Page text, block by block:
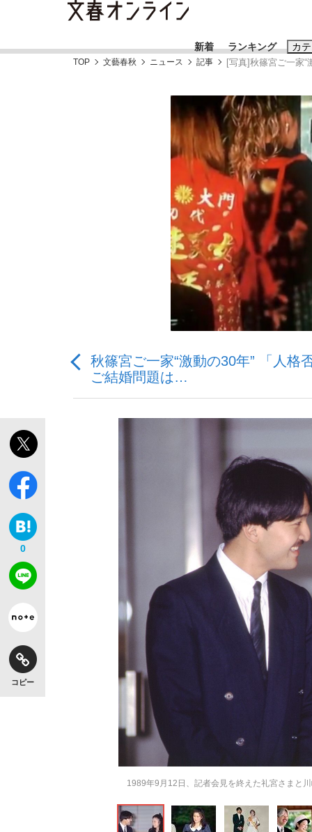
新着 ランキング カ
《BTS厳戒トーキョー滞在記》RM→渋谷
「クマが悪者扱いされているのが悲しい」
終戦から81年
キングの誕生を、目撃せよ。
おすすめのキ
#藤田晋 #三
#玉木雄一郎
TOP 文藝春秋 ニュース 記事 [写真]秋篠宮ご一家
秋篠宮ご一家“激動の30年” 「人格
ご結婚問題は…
0
コピー
1989年9月12日、記者会見を終えた礼宮さまと